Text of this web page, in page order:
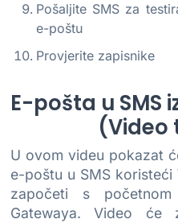
Pošaljite SMS za
e-poštu
Provjerite zapisnike
E-pošta u SMS
U ovom videu pokazat
e-poštu u SMS
započeti s
Gatewaya. Video će